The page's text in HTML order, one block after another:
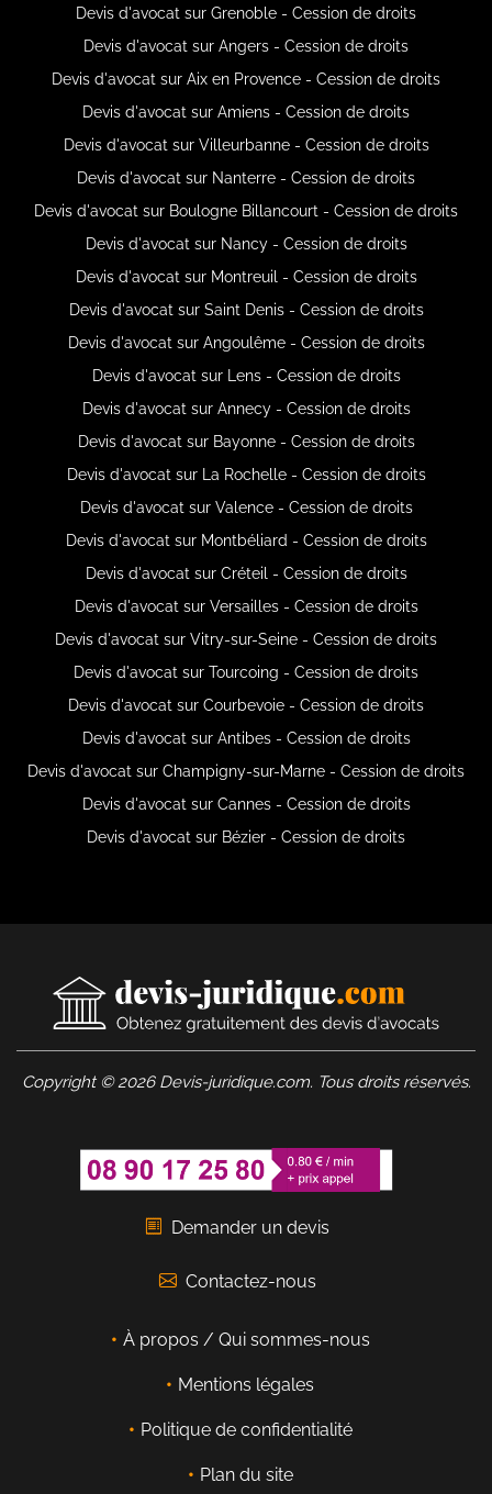
Devis d'avocat sur Grenoble - Cession de droits
Devis d'avocat sur Angers - Cession de droits
Devis d'avocat sur Aix en Provence - Cession de droits
Devis d'avocat sur Amiens - Cession de droits
Devis d'avocat sur Villeurbanne - Cession de droits
Devis d'avocat sur Nanterre - Cession de droits
Devis d'avocat sur Boulogne Billancourt - Cession de droits
Devis d'avocat sur Nancy - Cession de droits
Devis d'avocat sur Montreuil - Cession de droits
Devis d'avocat sur Saint Denis - Cession de droits
Devis d'avocat sur Angoulême - Cession de droits
Devis d'avocat sur Lens - Cession de droits
Devis d'avocat sur Annecy - Cession de droits
Devis d'avocat sur Bayonne - Cession de droits
Devis d'avocat sur La Rochelle - Cession de droits
Devis d'avocat sur Valence - Cession de droits
Devis d'avocat sur Montbéliard - Cession de droits
Devis d'avocat sur Créteil - Cession de droits
Devis d'avocat sur Versailles - Cession de droits
Devis d'avocat sur Vitry-sur-Seine - Cession de droits
Devis d'avocat sur Tourcoing - Cession de droits
Devis d'avocat sur Courbevoie - Cession de droits
Devis d'avocat sur Antibes - Cession de droits
Devis d'avocat sur Champigny-sur-Marne - Cession de droits
Devis d'avocat sur Cannes - Cession de droits
Devis d'avocat sur Bézier - Cession de droits
Copyright © 2026 Devis-juridique.com. Tous droits réservés.
Demander un devis
Contactez-nous
À propos / Qui sommes-nous
Mentions légales
Politique de confidentialité
Plan du site